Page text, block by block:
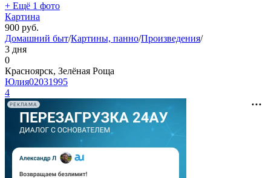
+ Ещё 1 фото
Картина
900 руб.
Домашний быт/Картины, панно/Произведения/
3 дня
0
Красноярск, Зелёная Роща
Юлия02031995
4
РЕКЛАМА